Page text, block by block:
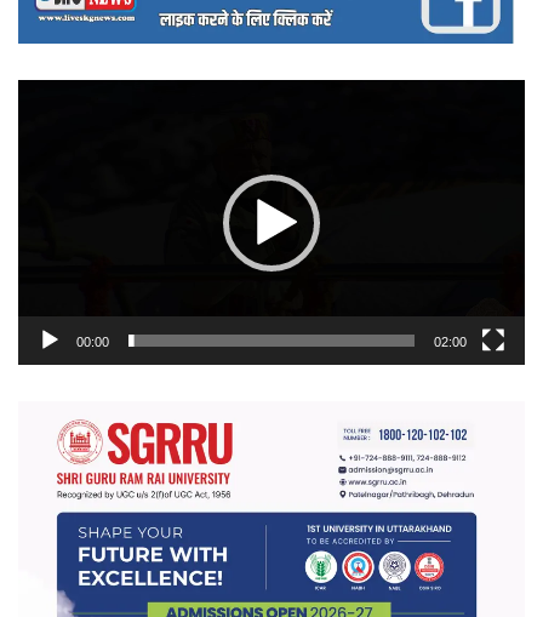
00:00 02:00